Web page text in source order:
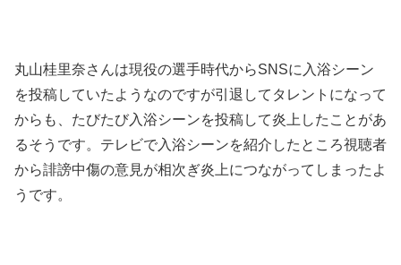
丸山桂里奈さんは現役の選手時代からSNSに入浴シーン
を投稿していたようなのですが引退してタレントになって
からも、たびたび入浴シーンを投稿して炎上したことがあ
るそうです。テレビで入浴シーンを紹介したところ視聴者
から誹謗中傷の意見が相次ぎ炎上につながってしまったよ
うです。